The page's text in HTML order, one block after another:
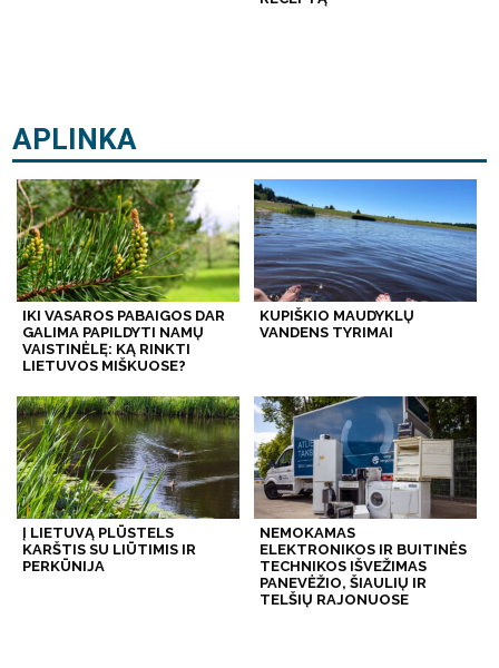
APLINKA
IKI VASAROS PABAIGOS DAR
GALIMA PAPILDYTI NAMŲ
VAISTINĖLĘ: KĄ RINKTI
LIETUVOS MIŠKUOSE?
KUPIŠKIO MAUDYKLŲ
VANDENS TYRIMAI
Į LIETUVĄ PLŪSTELS
KARŠTIS SU LIŪTIMIS IR
PERKŪNIJA
NEMOKAMAS
ELEKTRONIKOS IR BUITINĖS
TECHNIKOS IŠVEŽIMAS
PANEVĖŽIO, ŠIAULIŲ IR
TELŠIŲ RAJONUOSE